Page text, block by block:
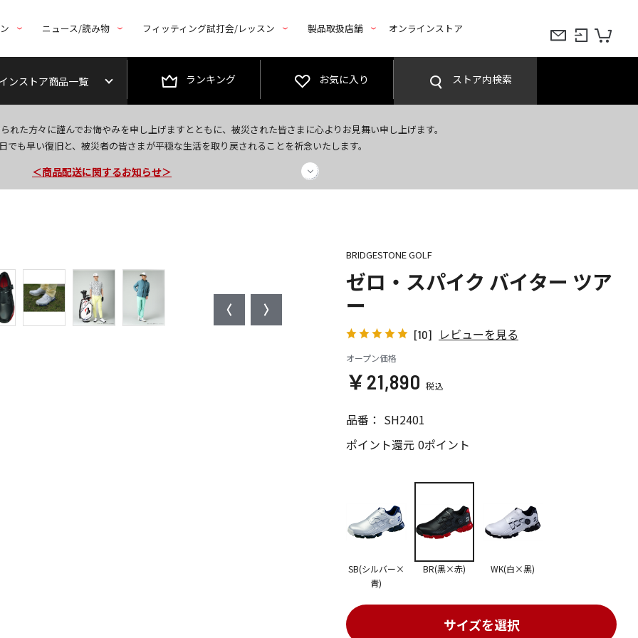
ニュース/読み物 フィッティング試打会/レッスン 製品取扱店舗 オンラインストア
ンストア商品一覧 ランキング お気に入り ストア内検索
れた方々に謹んでお悔やみを申し上げますとともに、被災された皆さまに心よりお見舞い申し上げます。
でも早い復旧と、被災者の皆さまが平穏な生活を取り戻されることを祈念いたします。
今なら新規会員登録で1,000円OFFクーポンプレゼント！
＜商品配送に関するお知らせ＞
＜夏季休暇中のご注文・発送・お問い合わせ＞
BRIDGESTONE GOLF
ゼロ・スパイク バイター ツア
ー
[10] レビューを見る
オープン価格
￥21,890
品番： SH2401
ポイント還元 0ポイント
サイズを選択
SB(シルバー×
青)
BR(黒×赤) WK(白×黒)